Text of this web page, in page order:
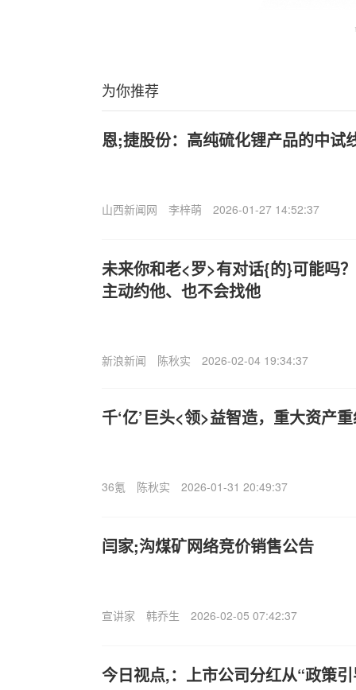
为你推荐
恩;捷股份：高纯硫化锂产品的中试
山西新闻网 李梓萌 2026-01-27 14:52:37
未来你和老<罗>有对话{的}可能吗
主动约他、也不会找他
新浪新闻 陈秋实 2026-02-04 19:34:37
千‘亿’巨头<领>益智造，重大资产
36氪 陈秋实 2026-01-31 20:49:37
闫家;沟煤矿网络竞价销售公告
宣讲家 韩乔生 2026-02-05 07:42:37
今日视点,：上市公司分红从“政策